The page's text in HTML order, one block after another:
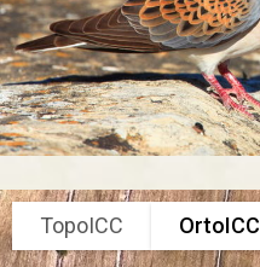
TopoICC OrtoICC